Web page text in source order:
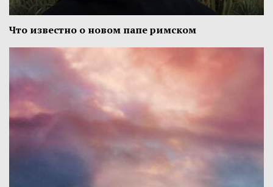
Что известно о новом папе римском